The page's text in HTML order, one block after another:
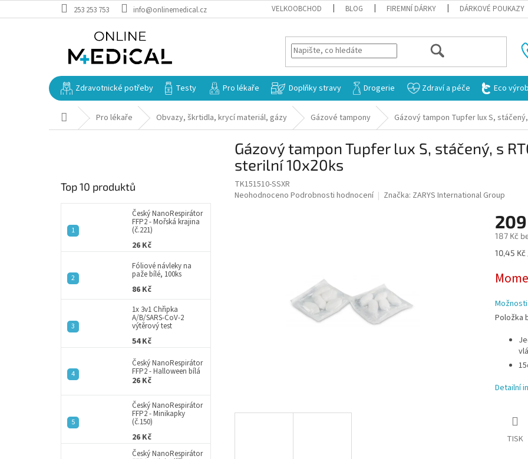
na
253 253 753 info@onlinemedical.cz VELKOOBCHOD BLOG FIREMNÍ DÁRKY DÁRKOVÉ POUKAZY
HLEDAT
Zdravotnické potřeby Testy Pro lékaře Doplňky stravy Drogerie Zdraví a péče Eco
Domů Pro lékaře Obvazy, škrtidla, krycí materiál, gázy Gázové tampony Gázový tampon Tupfer lux S,
Top 10 produktů
Český NanoRespirátor
FFP2 - Mořská krajina
(č.221)
26 Kč
Fóliové návleky na
paže bílé, 100ks
86 Kč
1x 3v1 Chřipka
A/B/SARS-CoV-2
výtěrový test
54 Kč
Český NanoRespirátor
FFP2 - Halloween bílá
26 Kč
Český NanoRespirátor
FFP2 - Minikapky
(č.150)
26 Kč
Český NanoRespirátor
Gázový tampon Tupfer lux S, stáčený, s
sterilní 10x20ks
TK151510-SSXR
Průměrné
Neohodnoceno Podrobnosti hodnocení Značka: ZARYS International Group
187 Kč
Měrná
10,45 Kč
Položka
Detailní
TISK